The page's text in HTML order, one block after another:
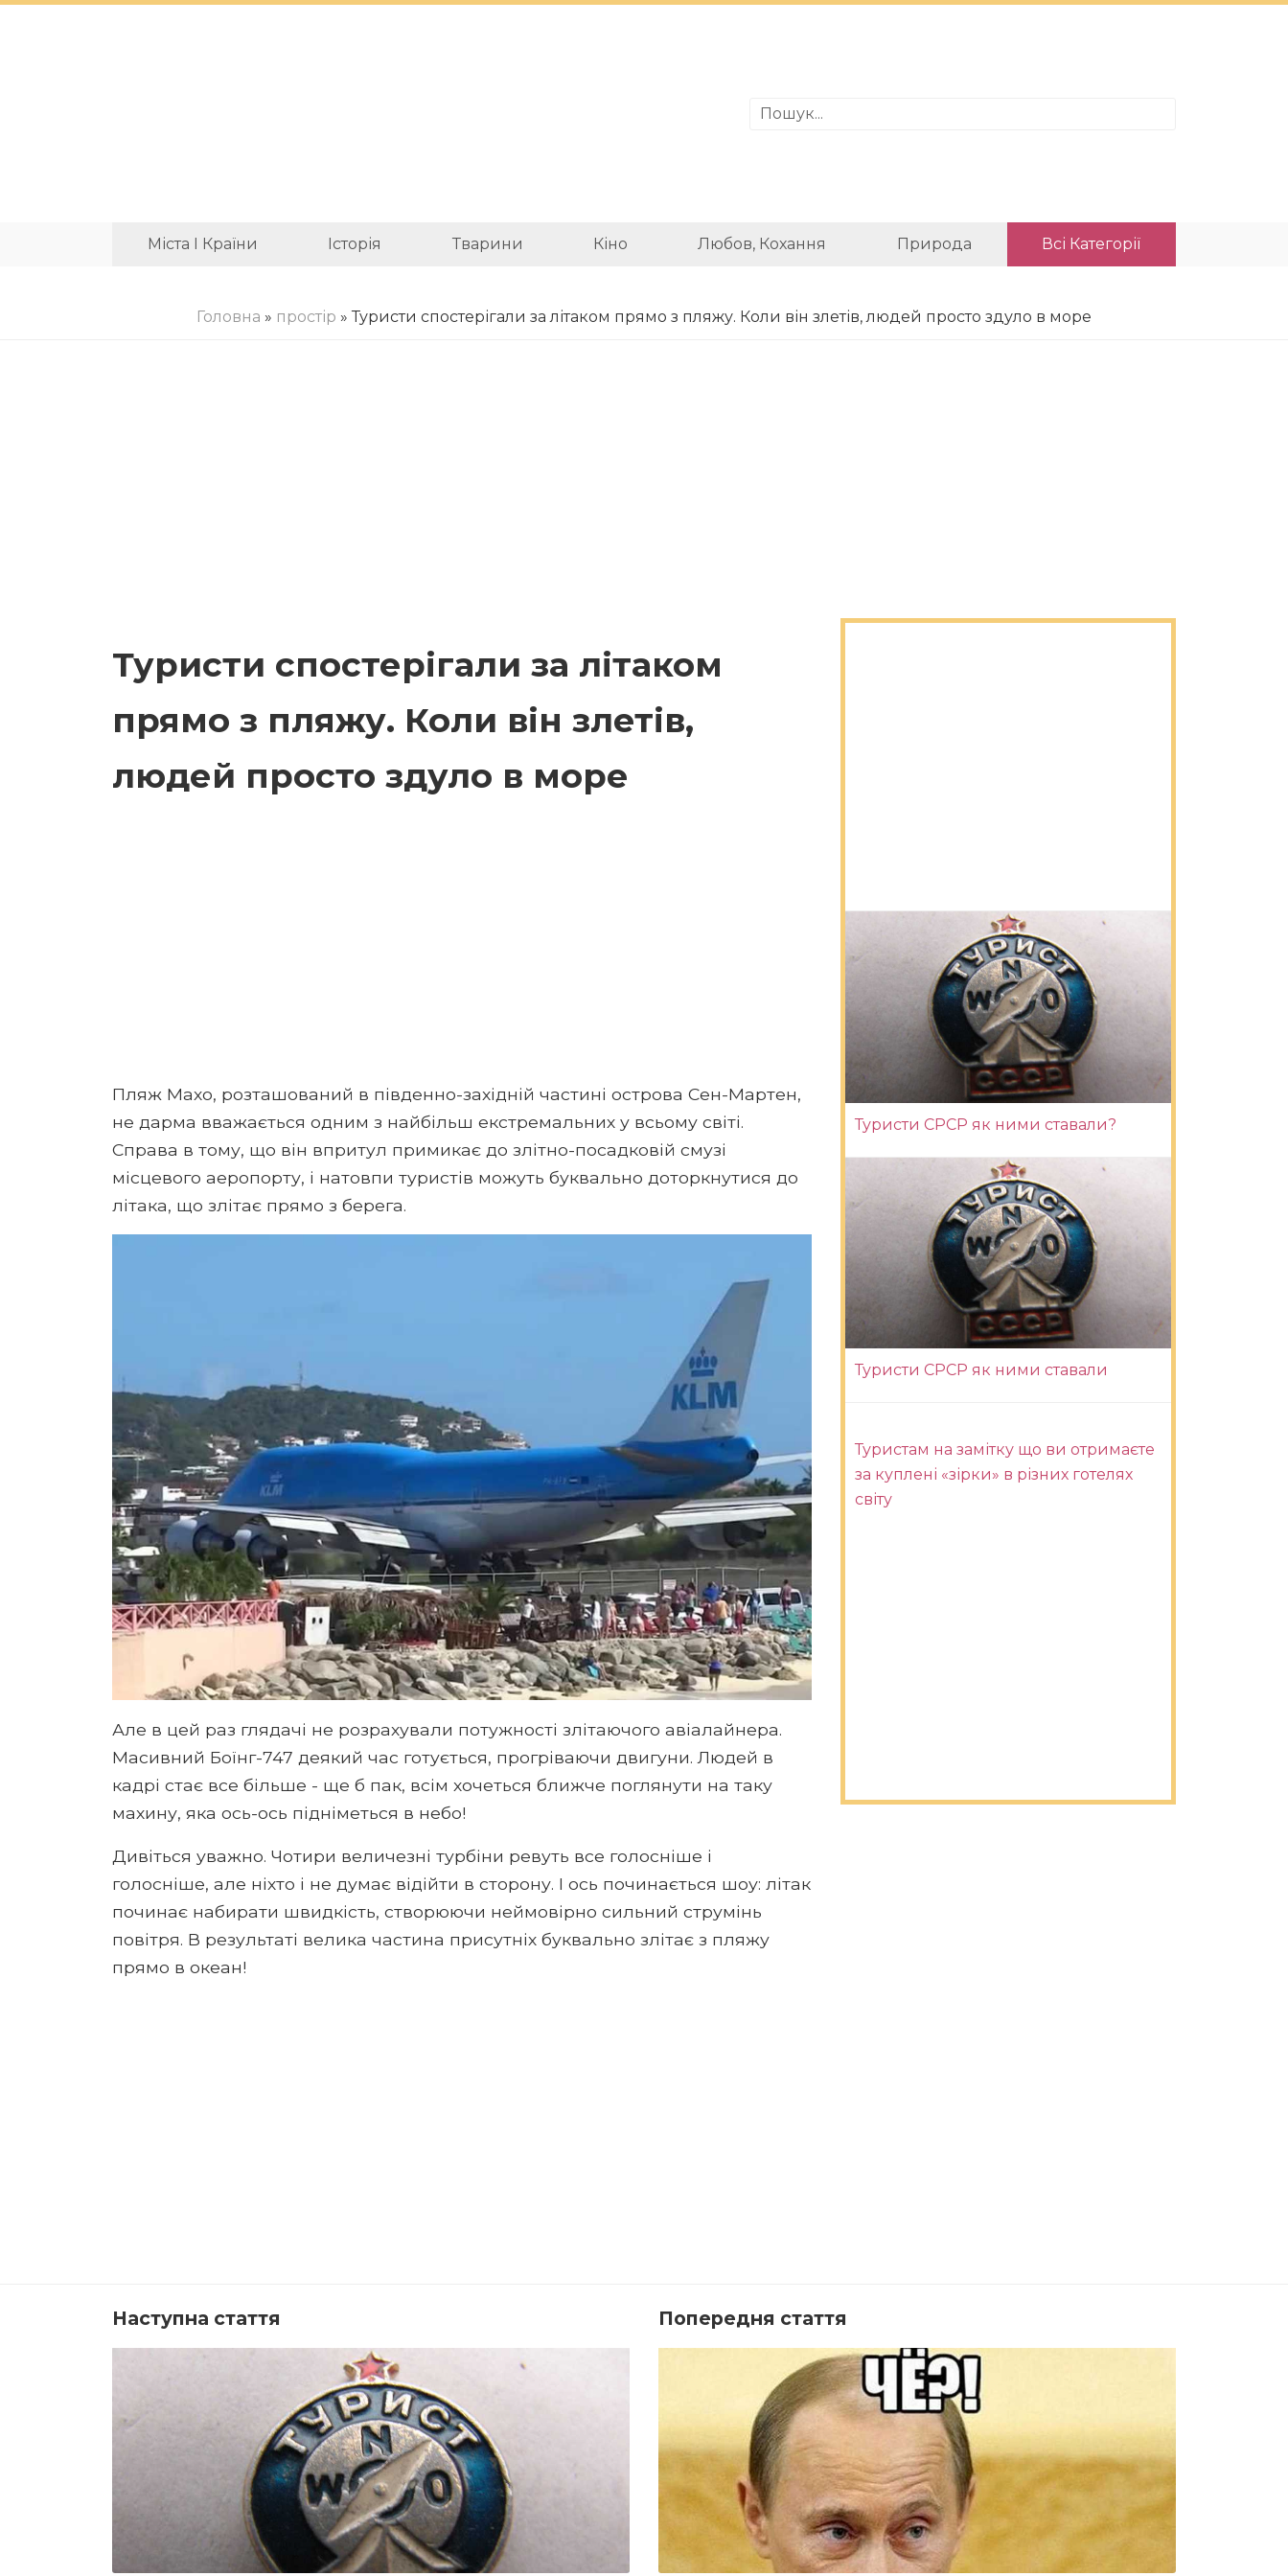
Міста І Країни Історія Тварини Кіно Любов, Кохання Природа Всі Категорії
Головна » простір » Туристи спостерігали за літаком прямо з пляжу. Коли він злетів, людей просто здуло в море
Туристи спостерігали за літаком
прямо з пляжу. Коли він злетів,
людей просто здуло в море
Пляж Махо, розташований в південно-західній частині острова Сен-Мартен,
не дарма вважається одним з найбільш екстремальних у всьому світі.
Справа в тому, що він впритул примикає до злітно-посадковій смузі
місцевого аеропорту, і натовпи туристів можуть буквально доторкнутися до
літака, що злітає прямо з берега.
Але в цей раз глядачі не розрахували потужності злітаючого авіалайнера.
Масивний Боїнг-747 деякий час готується, прогріваючи двигуни. Людей в
кадрі стає все більше - ще б пак, всім хочеться ближче поглянути на таку
махину, яка ось-ось підніметься в небо!
Дивіться уважно. Чотири величезні турбіни ревуть все голосніше і
голосніше, але ніхто і не думає відійти в сторону. І ось починається шоу: літак
починає набирати швидкість, створюючи неймовірно сильний струмінь
повітря. В результаті велика частина присутніх буквально злітає з пляжу
прямо в океан!
Туристи СРСР як ними ставали?
Туристи СРСР як ними ставали
Туристам на замітку що ви отримаєте
за куплені «зірки» в різних готелях
світу
Наступна стаття Попередня стаття